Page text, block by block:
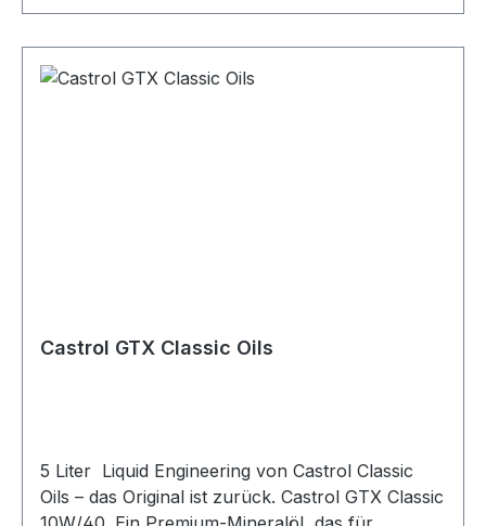
Castrol GTX Classic Oils
5 Liter Liquid Engineering von Castrol Classic
Oils – das Original ist zurück. Castrol GTX Classic